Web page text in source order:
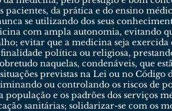
da prática e do ensino
se utilizando dos seus
com ampla autonomia, evitando
evitar que a medicina seja
política ou religiosa,
naquelas, condenáveis, que
previstas na Lei ou no
ou controlando os riscos de
e os padrões dos serviços
sanitárias; solidarizar-se com os